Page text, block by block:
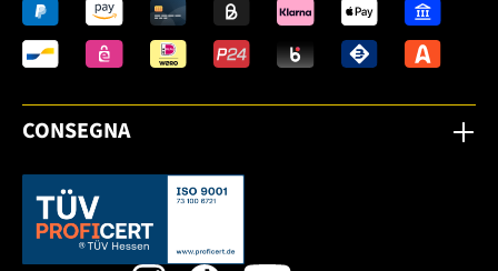
CONSEGNA
Dieser Link öffnet sich in einem neuen Tab.